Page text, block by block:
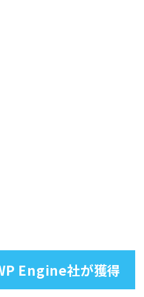
Engine社が獲得